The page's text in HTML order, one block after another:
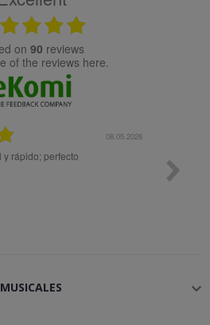
on 90 reviews
of the reviews here.
08.05.2026
y rápido; perfecto
